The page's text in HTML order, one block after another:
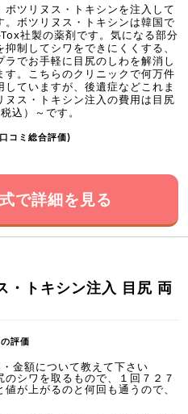
ツリヌス・トキシンを注入して
ボツリヌス・トキシンは韓国で
社製の薬剤です。気になる部分
制してシワをできにくくする、
でお手軽に目尻のしわを解消し
。こちらのクリニックで何万件
ていますが、後遺症などこれま
ス・トキシン注入の費用は目尻
込）～です。
コミ総合評価)
で詳細を見る
・トキシン注入 目尻 両
評価
金額について教えて下さい
シワを取るもので、１回７２７
が上がるのと何回も通うので、